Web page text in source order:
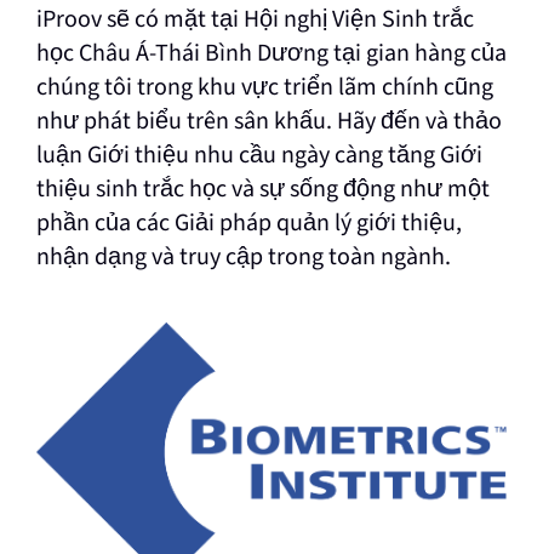
iProov sẽ có mặt tại Hội nghị Viện Sinh trắc
học Châu Á-Thái Bình Dương tại gian hàng của
chúng tôi trong khu vực triển lãm chính cũng
như phát biểu trên sân khấu. Hãy đến và thảo
luận Giới thiệu nhu cầu ngày càng tăng Giới
thiệu sinh trắc học và sự sống động như một
phần của các Giải pháp quản lý giới thiệu,
nhận dạng và truy cập trong toàn ngành.